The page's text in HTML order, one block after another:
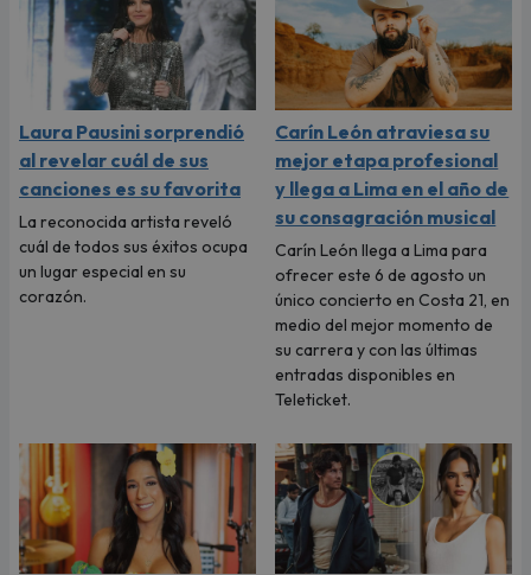
Laura Pausini sorprendió
al revelar cuál de sus
canciones es su favorita
La reconocida artista reveló
cuál de todos sus éxitos ocupa
un lugar especial en su
corazón.
Carín León atraviesa su
mejor etapa profesional
y llega a Lima en el año de
su consagración musical
Carín León llega a Lima para
ofrecer este 6 de agosto un
único concierto en Costa 21, en
medio del mejor momento de
su carrera y con las últimas
entradas disponibles en
Teleticket.